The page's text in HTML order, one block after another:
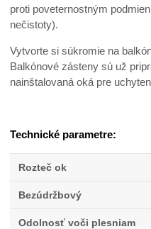
proti poveternostným
nečistoty).
Vytvorte si súkromie na
Balkónové zásteny sú už
nainštalovaná oká pre
Technické parametre:
Rozteč ok
Bezúdržbový
Odolnosť voči plesniam